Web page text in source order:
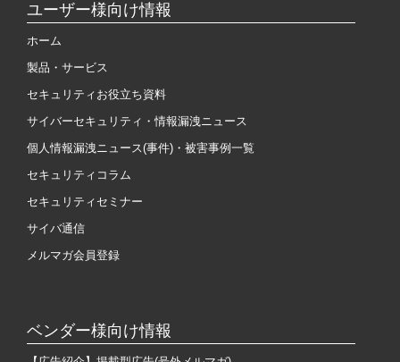
ユーザー様向け情報
ホーム
製品・サービス
セキュリティお役立ち資料
サイバーセキュリティ・情報漏洩ニュース
個人情報漏洩ニュース(事件)・被害事例一覧
セキュリティコラム
セキュリティセミナー
サイバ通信
メルマガ会員登録
ベンダー様向け情報